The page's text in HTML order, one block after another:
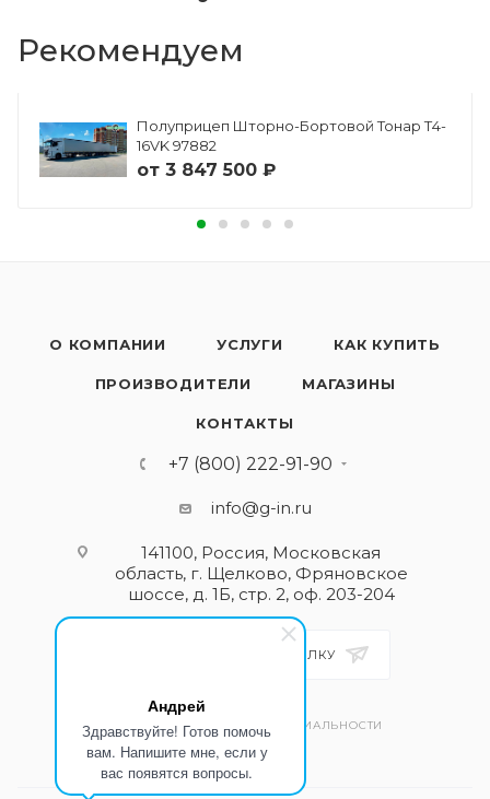
Андрей
Здравствуйте! Готов помочь
вам. Напишите мне, если у
вас появятся вопросы.
Рекомендуем
Полуприцеп Шторно-Бортовой Тонар Т4-
16VK 97882
от 3 847 500 ₽
О КОМПАНИИ УСЛУГИ КАК КУПИТЬ
ПРОИЗВОДИТЕЛИ МАГАЗИНЫ
КОНТАКТЫ
+7 (800) 222-91-90
info@g-in.ru
141100, Россия, Московская
область, г. Щелково, Фряновское
шоссе, д. 1Б, стр. 2, оф. 203-204
ПОДПИСАТЬСЯ НА РАССЫЛКУ
ПОЛИТИКА КОНФИДЕНЦИАЛЬНОСТИ